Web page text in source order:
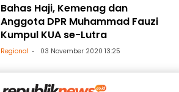
Bahas Haji, Kemenag dan
Anggota DPR Muhammad Fauzi
Kumpul KUA se-Lutra
Regional 03 November 2020 13:25